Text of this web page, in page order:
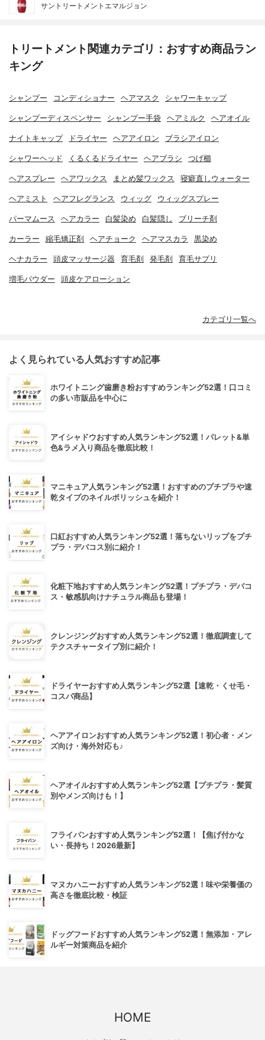
サントリートメントエマルジョン
トリートメント関連カテゴリ：おすすめ商品ラン
キング
シャンプー コンディショナー ヘアマスク シャワーキャップ
シャンプーディスペンサー シャンプー手袋 ヘアミルク ヘアオイル
ナイトキャップ ドライヤー ヘアアイロン ブラシアイロン
シャワーヘッド くるくるドライヤー ヘアブラシ つげ櫛
ヘアスプレー ヘアワックス まとめ髪ワックス 寝癖直しウォーター
ヘアミスト ヘアフレグランス ウィッグ ウィッグスプレー
パーマムース ヘアカラー 白髪染め 白髪隠し ブリーチ剤
カーラー 縮毛矯正剤 ヘアチョーク ヘアマスカラ 黒染め
ヘナカラー 頭皮マッサージ器 育毛剤 発毛剤 育毛サプリ
増毛パウダー 頭皮ケアローション
カテゴリ一覧へ
よく見られている人気おすすめ記事
ホワイトニング歯磨き粉おすすめランキング52選！口コミ
の多い市販品を中心に
アイシャドウおすすめ人気ランキング52選！パレット&単
色&ラメ入り商品を徹底比較！
マニキュア人気ランキング52選！おすすめのプチプラや速
乾タイプのネイルポリッシュを紹介！
口紅おすすめ人気ランキング52選！落ちないリップをプチ
プラ・デパコス別に紹介！
化粧下地おすすめ人気ランキング52選！プチプラ・デパコ
ス・敏感肌向けナチュラル商品も登場！
クレンジングおすすめ人気ランキング52選！徹底調査して
テクスチャータイプ別に紹介！
ドライヤーおすすめ人気ランキング52選【速乾・くせ毛・
コスパ商品】
ヘアアイロンおすすめ人気ランキング52選！初心者・メン
ズ向け・海外対応も♪
ヘアオイルおすすめ人気ランキング52選【プチプラ・髪質
別やメンズ向けも！】
フライパンおすすめ人気ランキング52選！【焦げ付かな
い・長持ち！2026最新】
マヌカハニーおすすめ人気ランキング52選！味や栄養価の
高さを徹底比較・検証
ドッグフードおすすめ人気ランキング52選！無添加・アレ
ルギー対策商品を紹介
HOME